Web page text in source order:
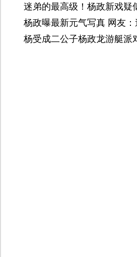
迷弟的最高级！杨政新戏疑
杨政曝最新元气写真 网友：
杨受成二公子杨政龙游艇派